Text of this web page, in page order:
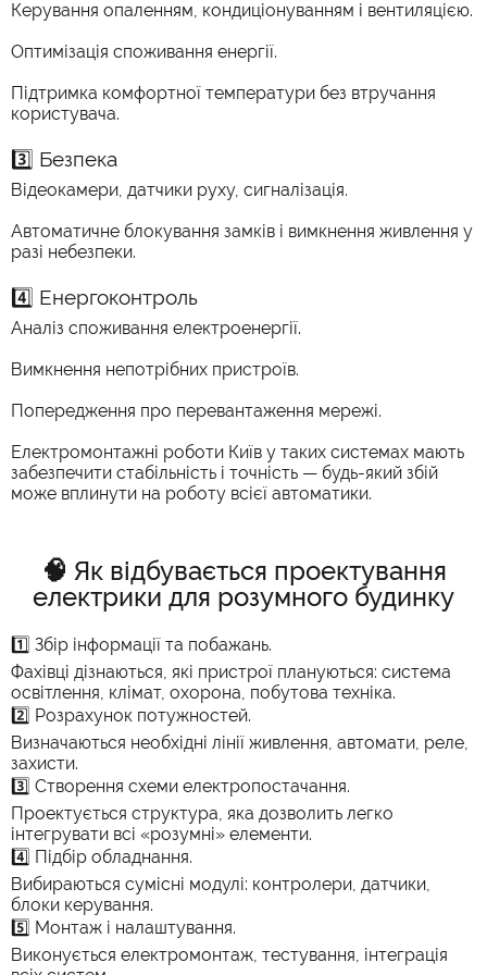
Керування опаленням, кондиціонуванням і вентиляцією.
Оптимізація споживання енергії.
Підтримка комфортної температури без втручання
користувача.
3️⃣ Безпека
Відеокамери, датчики руху, сигналізація.
Автоматичне блокування замків і вимкнення живлення у
разі небезпеки.
4️⃣ Енергоконтроль
Аналіз споживання електроенергії.
Вимкнення непотрібних пристроїв.
Попередження про перевантаження мережі.
Електромонтажні роботи Київ у таких системах мають
забезпечити стабільність і точність — будь-який збій
може вплинути на роботу всієї автоматики.
🧠 Як відбувається проектування
електрики для розумного будинку
1️⃣ Збір інформації та побажань.
Фахівці дізнаються, які пристрої плануються: система
освітлення, клімат, охорона, побутова техніка.
2️⃣ Розрахунок потужностей.
Визначаються необхідні лінії живлення, автомати, реле,
захисти.
3️⃣ Створення схеми електропостачання.
Проектується структура, яка дозволить легко
інтегрувати всі «розумні» елементи.
4️⃣ Підбір обладнання.
Вибираються сумісні модулі: контролери, датчики,
блоки керування.
5️⃣ Монтаж і налаштування.
Виконується електромонтаж, тестування, інтеграція